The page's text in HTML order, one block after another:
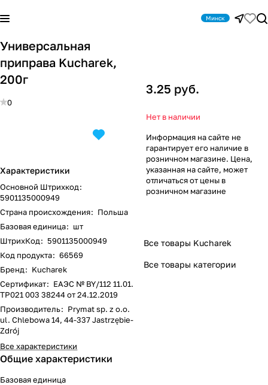
Минск
Универсальная
приправа Kucharek,
200г
0
Характеристики
Основной Штрихкод:
5901135000949
Страна происхождения: Польша
Базовая единица: шт
ШтрихКод: 5901135000949
Код продукта: 66569
Бренд: Kucharek
Сертификат: ЕАЭС № BY/112 11.01.
ТР021 003 38244 от 24.12.2019
Производитель: Prymat sp. z o.o.
ul. Chlebowa 14, 44-337 Jastrzębie-
Zdrój
Все характеристики
3.25 руб.
Нет в наличии
Информация на сайте не
гарантирует его наличие в
розничном магазине. Цена,
указанная на сайте, может
отличаться от цены в
розничном магазине
Все товары Kucharek
Все товары категории
Общие характеристики
Базовая единица